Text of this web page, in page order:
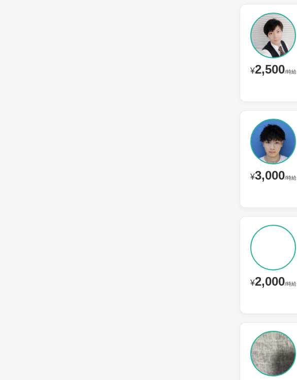
¥2,500/時給
¥3,000/時給
¥2,000/時給